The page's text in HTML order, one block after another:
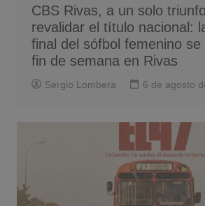
CBS Rivas, a un solo
revalidar el título nacional:
final del sófbol femenino se
fin de semana en Rivas
Sergio Lombera 6 de agosto